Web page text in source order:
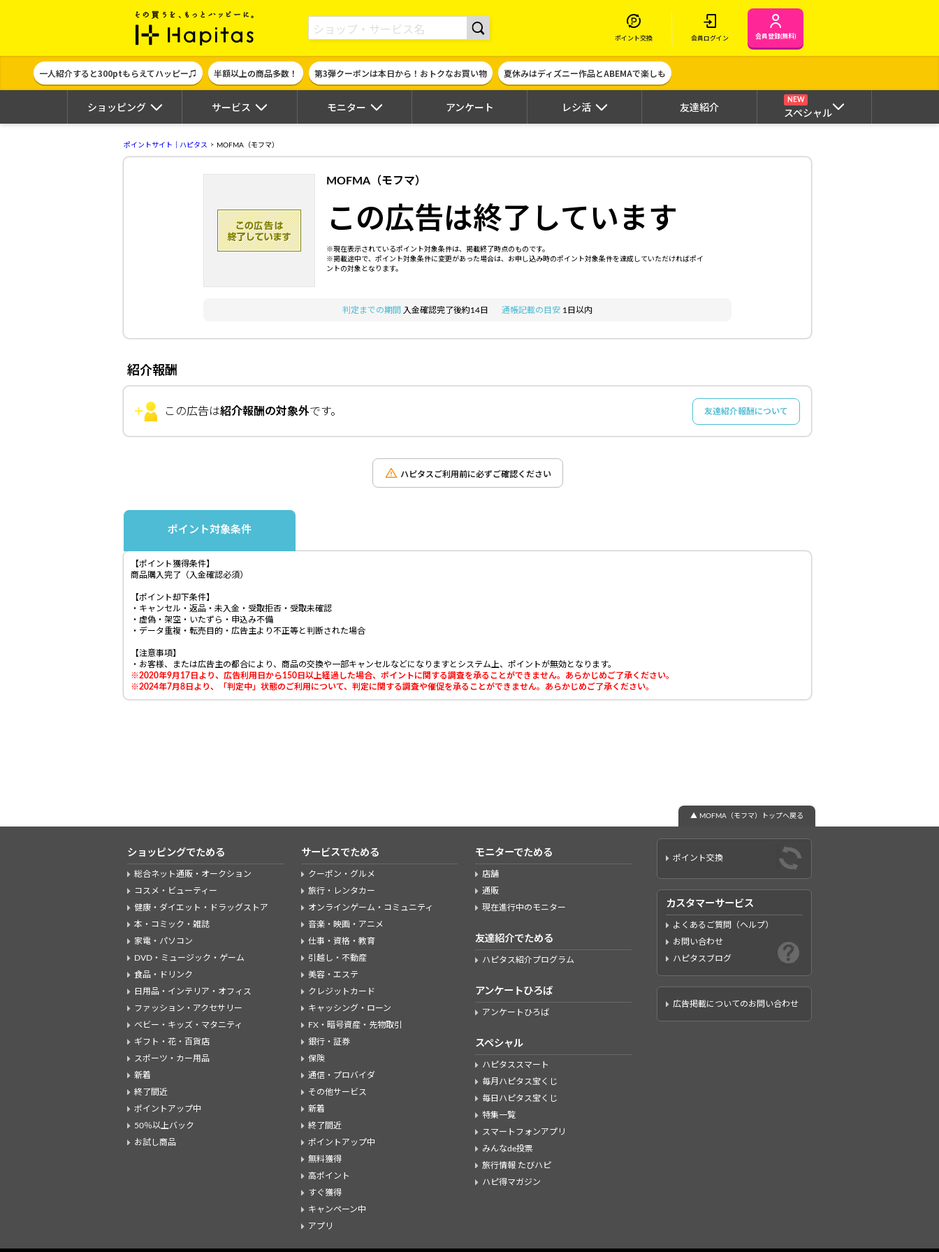
ポイント貯めて現金やギフト券に交換できるポイントサイト | ハピタス
ポイント交換 会員ログイン 会員登録(無料)
一人紹介すると300ptもらえてハッピー♫ 半額以上の商品多数！ 第3弾クーポンは本日から！おトクなお買い物 夏休みはディズニー作品とABEMAで楽しも
ショッピング サービス モニター アンケート レシ活 友達紹介
NEW
スペシャル
ポイントサイト｜ハピタス MOFMA（モフマ）
MOFMA（モフマ）
この広告は終了しています
※現在表示されているポイント対象条件は、掲載終了時点のものです。
※掲載途中で、ポイント対象条件に変更があった場合は、お申し込み時のポイント対象条件を達成していただければポイ
ントの対象となります。
判定までの期間 入金確認完了後約14日 通帳記載の目安 1日以内
紹介報酬
この広告は紹介報酬の対象外です。 友達紹介報酬について
ハピタスご利用前に必ずご確認ください
ポイント対象条件
【ポイント獲得条件】
商品購入完了（入金確認必須）
【ポイント却下条件】
・キャンセル・返品・未入金・受取拒否・受取未確認
・虚偽・架空・いたずら・申込み不備
・データ重複・転売目的・広告主より不正等と判断された場合
【注意事項】
・お客様、または広告主の都合により、商品の交換や一部キャンセルなどになりますとシステム上、ポイントが無効となります。
※2020年9月17日より、広告利用日から150日以上経過した場合、ポイントに関する調査を承ることができません。あらかじめご了承ください。
※2024年7月8日より、「判定中」状態のご利用について、判定に関する調査や催促を承ることができません。あらかじめご了承ください。
▲ MOFMA（モフマ）トップへ戻る
ショッピングでためる
総合ネット通販・オークション
コスメ・ビューティー
健康・ダイエット・ドラッグストア
本・コミック・雑誌
家電・パソコン
DVD・ミュージック・ゲーム
食品・ドリンク
日用品・インテリア・オフィス
ファッション・アクセサリー
ベビー・キッズ・マタニティ
ギフト・花・百貨店
スポーツ・カー用品
新着
終了間近
ポイントアップ中
50％以上バック
お試し商品
サービスでためる
クーポン・グルメ
旅行・レンタカー
オンラインゲーム・コミュニティ
音楽・映画・アニメ
仕事・資格・教育
引越し・不動産
美容・エステ
クレジットカード
キャッシング・ローン
FX・暗号資産・先物取引
銀行・証券
保険
通信・プロバイダ
その他サービス
新着
終了間近
ポイントアップ中
無料獲得
高ポイント
すぐ獲得
キャンペーン中
アプリ
モニターでためる
店舗
通販
現在進行中のモニター
友達紹介でためる
ハピタス紹介プログラム
アンケートひろば
アンケートひろば
スペシャル
ハピタススマート
毎月ハピタス宝くじ
毎日ハピタス宝くじ
特集一覧
スマートフォンアプリ
みんなde投票
旅行情報 たびハピ
ハピ得マガジン
ポイント交換
カスタマーサービス
よくあるご質問（ヘルプ）
お問い合わせ
ハピタスブログ
広告掲載についてのお問い合わせ